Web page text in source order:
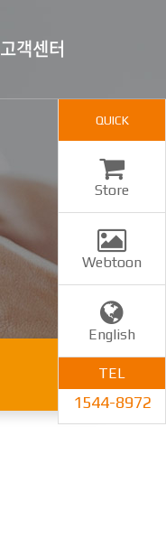
고객센터
QUICK
Store
Webtoon
English
TEL
1544-8972